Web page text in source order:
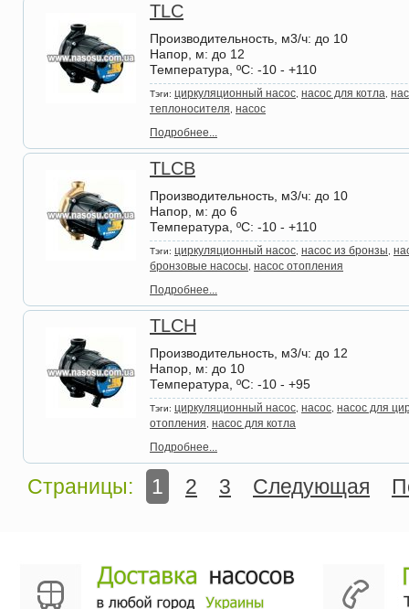
TLC
Производительность, м3/ч: до 10
Напор, м: до 12
Температура, ºС: -10 - +110
Тэги: циркуляционный насоc насос для котла
теплоносителя насос
Подробнее...
TLCB
Производительность, м3/ч: до 10
Напор, м: до 6
Температура, ºС: -10 - +110
Тэги: циркуляционный насос насос из бронзы
бронзовые насосы насос отопления
Подробнее...
TLCH
Производительность, м3/ч: до 12
Напор, м: до 10
Температура, ºС: -10 - +95
Тэги: циркуляционный насос насос насос для
отопления насос для котла
Подробнее...
Страницы: 1 2 3 Следующая